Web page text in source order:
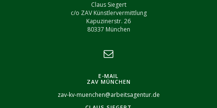
Claus Siegert
c/o ZAV Künstlervermittlung
Kapuzinerstr. 26
80337 München
E-MAIL
ZAV MÜNCHEN
zav-kv-muenchen@arbeitsagentur.de